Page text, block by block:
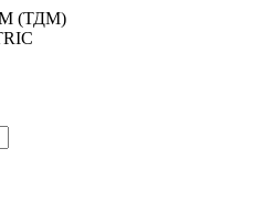
(ТДМ)